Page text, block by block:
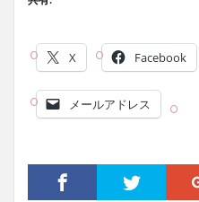
X Facebook
メールアドレス